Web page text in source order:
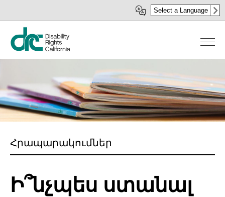
to
content
Select a Language
Հրապարակումներ
Ի՞նչպես ստանալ